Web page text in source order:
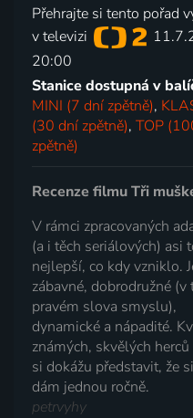
Přehrajte si tento pořad
v televizi
20:00
Stanice dostupná v
MINI (7 dní zpětně),
(30 dní zpětně),TOP
zpětně)
Recenze filmu Tři
V rámci zpracovaných
(a i těch seriálových) asi
nejlepší, co kdy vzniklo.
zábavné, dobrodružné (v
pravém slova smyslu),
dynamické a nápadité.
známých, skvělých herců
si dokážu představit, že
dám jednou ročně.
petrvyhy